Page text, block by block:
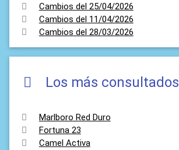
Cambios del 25/04/2026
Cambios del 11/04/2026
Cambios del 28/03/2026
Los más consultados
Marlboro Red Duro
Fortuna 23
Camel Activa